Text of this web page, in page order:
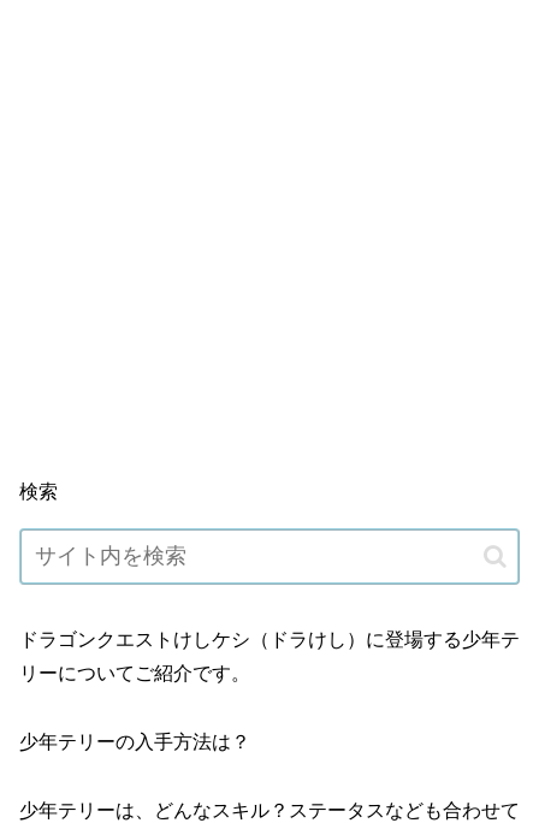
検索
ドラゴンクエストけしケシ（ドラけし）に登場する少年テ
リーについてご紹介です。
少年テリーの入手方法は？
少年テリーは、どんなスキル？ステータスなども合わせて